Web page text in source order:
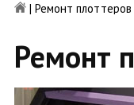
| Ремонт
Ремонт